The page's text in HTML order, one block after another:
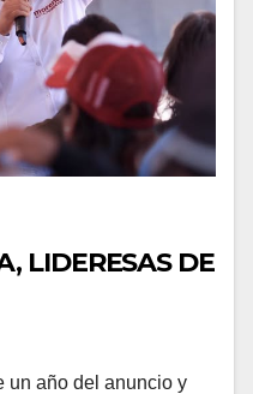
LIDERESAS DE
un año del anuncio y